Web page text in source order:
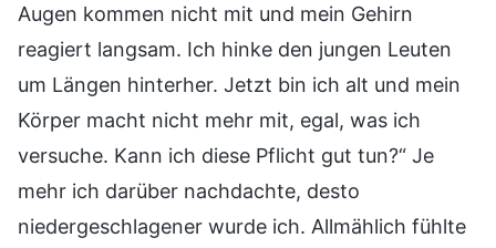
Augen kommen nicht mit und mein Gehirn
reagiert langsam. Ich hinke den jungen Leuten
um Längen hinterher. Jetzt bin ich alt und mein
Körper macht nicht mehr mit, egal, was ich
versuche. Kann ich diese Pflicht gut tun?“ Je
mehr ich darüber nachdachte, desto
niedergeschlagener wurde ich. Allmählich fühlte